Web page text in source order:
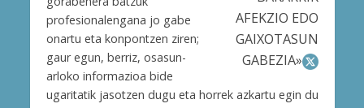
AFEKZIO EDO
GAIXOTASUN
GABEZIA»
profesionalengana jo gabe
onartu eta konpontzen ziren;
gaur egun, berriz, osasun-
arloko informazioa bide
ugaritatik jasotzen dugu eta horrek azkartu egin du